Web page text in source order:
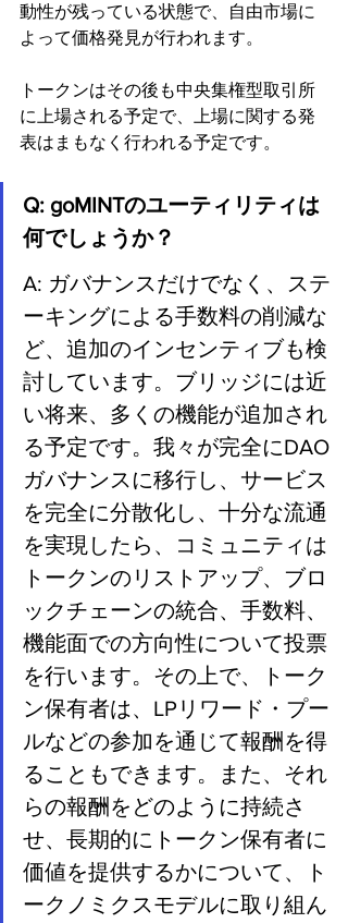
動性が残っている状態で、自由市場に
よって価格発見が行われます。
トークンはその後も中央集権型取引所
に上場される予定で、上場に関する発
表はまもなく行われる予定です。
Q: goMINTのユーティリティは
何でしょうか？
A: ガバナンスだけでなく、ステ
ーキングによる手数料の削減な
ど、追加のインセンティブも検
討しています。ブリッジには近
い将来、多くの機能が追加され
る予定です。我々が完全にDAO
ガバナンスに移行し、サービス
を完全に分散化し、十分な流通
を実現したら、コミュニティは
トークンのリストアップ、ブロ
ックチェーンの統合、手数料、
機能面での方向性について投票
を行います。その上で、トーク
ン保有者は、LPリワード・プー
ルなどの参加を通じて報酬を得
ることもできます。また、それ
らの報酬をどのように持続さ
せ、長期的にトークン保有者に
価値を提供するかについて、ト
ークノミクスモデルに取り組ん